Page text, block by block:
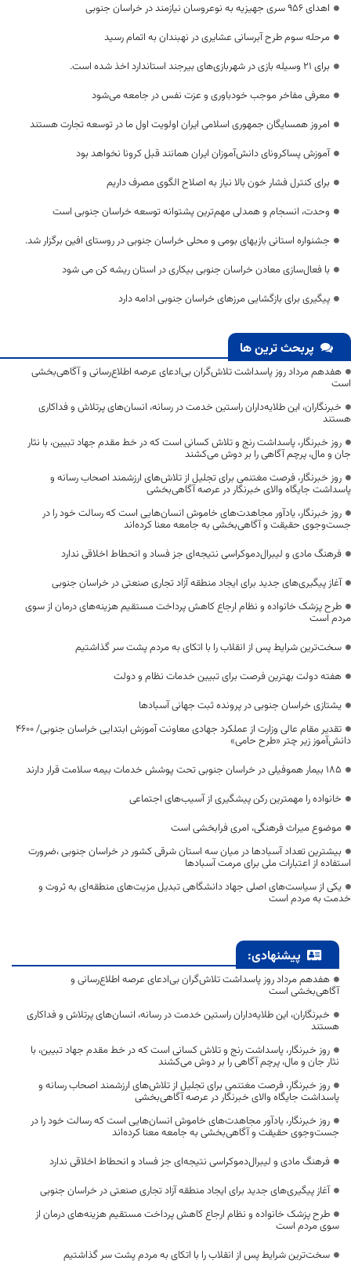
اهدای ۹۵۶ سری جهیزیه به نوعروسان نیازمند در خراسان جنوبی
مرحله سوم طرح آبرسانی عشایری در نهبندان به اتمام رسید
برای ۲۱ وسیله بازی در شهربازی‌های بیرجند استاندارد اخذ شده است.
معرفی مفاخر موجب خودباوری و عزت نفس در جامعه می‌شود
امروز همسایگان جمهوری اسلامی ایران اولویت اول ما در توسعه تجارت هستند
آموزش پساکرونای دانش‌آموزان ایران همانند قبل کرونا نخواهد بود
برای کنترل فشار خون بالا نیاز به اصلاح الگوی مصرف داریم
وحدت، انسجام و همدلی مهم‌ترین پشتوانه توسعه خراسان جنوبی است
جشنواره استانی بازیهای بومی و محلی خراسان جنوبی در روستای افین برگزار شد.
با فعال‌سازی معادن خراسان جنوبی بیکاری در استان ریشه کن می شود
پیگیری‌ برای بازگشایی مرزهای خراسان جنوبی ادامه دارد
پربحث ترین ها
هفدهم مرداد روز پاسداشت تلاش‌گران بی‌ادعای عرصه اطلاع‌رسانی و آگاهی‌بخشی
است
خبرنگاران، این طلایه‌داران راستین خدمت در رسانه، انسان‌های پرتلاش و فداکاری
هستند
روز خبرنگار، پاسداشت رنج و تلاش کسانی است که در خط مقدم جهاد تبیین، با نثار
جان و مال، پرچم آگاهی را بر دوش می‌کشند
روز خبرنگار، فرصت مغتنمی برای تجلیل از تلاش‌های ارزشمند اصحاب رسانه و
پاسداشت جایگاه والای خبرنگار در عرصه آگاهی‌بخشی
روز خبرنگار، یادآور مجاهدت‌های خاموش انسان‌هایی است که رسالت خود را در
جست‌وجوی حقیقت و آگاهی‌بخشی به جامعه معنا کرده‌اند
فرهنگ مادی و لیبرال‌دموکراسی نتیجه‌ای جز فساد و انحطاط اخلاقی ندارد
آغاز پیگیری‌های جدید برای ایجاد منطقه آزاد تجاری صنعتی در خراسان جنوبی
طرح پزشک خانواده و نظام ارجاع کاهش پرداخت مستقیم هزینه‌های درمان از سوی
مردم است
سخت‌ترین شرایط پس از انقلاب را با اتکای به مردم پشت سر گذاشتیم
هفته دولت بهترین فرصت برای تبیین خدمات نظام و دولت
یشتازی خراسان جنوبی در پرونده ثبت جهانی آسبادها
تقدیر مقام عالی وزارت از عملکرد جهادی معاونت آموزش ابتدایی خراسان جنوبی/ ۴۶۰۰
دانش‌آموز زیر چتر «طرح حامی»
۱۸۵ بیمار هموفیلی در خراسان جنوبی تحت پوشش خدمات بیمه سلامت قرار دارند
خانواده را مهمترین رکن پیشگیری از آسیب‌های اجتماعی
موضوع میراث فرهنگی، امری فرابخشی است
بیشترین تعداد آسبادها در میان سه استان شرقی کشور در خراسان جنوبی ،ضرورت
استفاده از اعتبارات ملی برای مرمت آسبادها
یکی از سیاست‌های اصلی جهاد دانشگاهی تبدیل مزیت‌های منطقه‌ای به ثروت و
خدمت به مردم است
پیشنهادی:
هفدهم مرداد روز پاسداشت تلاش‌گران بی‌ادعای عرصه اطلاع‌رسانی و
آگاهی‌بخشی است
خبرنگاران، این طلایه‌داران راستین خدمت در رسانه، انسان‌های پرتلاش و فداکاری
هستند
روز خبرنگار، پاسداشت رنج و تلاش کسانی است که در خط مقدم جهاد تبیین، با
نثار جان و مال، پرچم آگاهی را بر دوش می‌کشند
روز خبرنگار، فرصت مغتنمی برای تجلیل از تلاش‌های ارزشمند اصحاب رسانه و
پاسداشت جایگاه والای خبرنگار در عرصه آگاهی‌بخشی
روز خبرنگار، یادآور مجاهدت‌های خاموش انسان‌هایی است که رسالت خود را در
جست‌وجوی حقیقت و آگاهی‌بخشی به جامعه معنا کرده‌اند
فرهنگ مادی و لیبرال‌دموکراسی نتیجه‌ای جز فساد و انحطاط اخلاقی ندارد
آغاز پیگیری‌های جدید برای ایجاد منطقه آزاد تجاری صنعتی در خراسان جنوبی
طرح پزشک خانواده و نظام ارجاع کاهش پرداخت مستقیم هزینه‌های درمان از
سوی مردم است
سخت‌ترین شرایط پس از انقلاب را با اتکای به مردم پشت سر گذاشتیم